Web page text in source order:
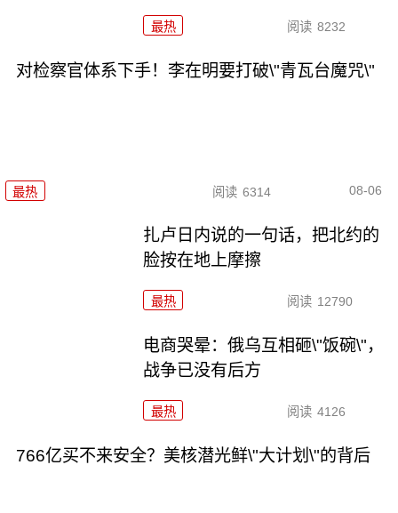
最热 阅读 8232
对检察官体系下手！李在明要打破\"青瓦台魔咒\"
最热 阅读 6314 08-06
扎卢日内说的一句话，把北约的
脸按在地上摩擦
最热 阅读 12790
电商哭晕：俄乌互相砸\"饭碗\"，
战争已没有后方
最热 阅读 4126
766亿买不来安全？美核潜光鲜\"大计划\"的背后